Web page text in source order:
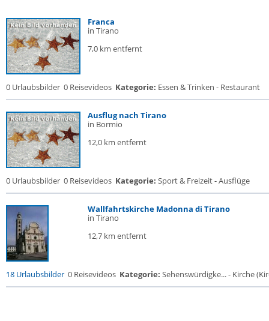
Franca
in Tirano
7,0 km entfernt
0 Urlaubsbilder 0 Reisevideos Kategorie: Essen & Trinken - Restaurant
Ausflug nach Tirano
in Bormio
12,0 km entfernt
0 Urlaubsbilder 0 Reisevideos Kategorie: Sport & Freizeit - Ausflüge
Wallfahrtskirche Madonna di Tirano
in Tirano
12,7 km entfernt
18 Urlaubsbilder 0 Reisevideos Kategorie: Sehenswürdigke... - Kirche